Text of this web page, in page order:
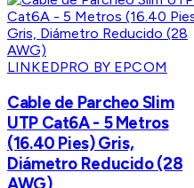
LINKEDPRO BY EPCOM
Cable de Parcheo Slim
UTP Cat6A - 5 Metros
(16.40 Pies) Gris,
Diámetro Reducido (28
AWG)